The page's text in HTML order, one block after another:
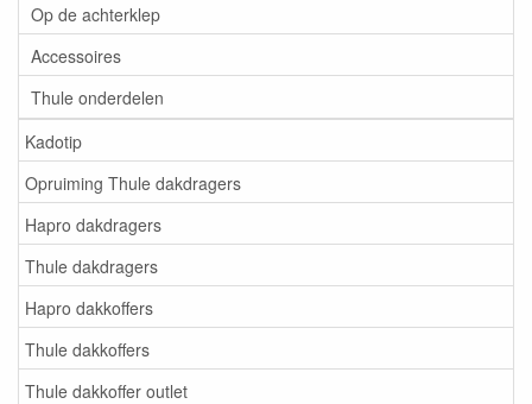
Op de achterklep
Accessoires
Thule onderdelen
Kadotip
Opruiming Thule dakdragers
Hapro dakdragers
Thule dakdragers
Hapro dakkoffers
Thule dakkoffers
Thule dakkoffer outlet